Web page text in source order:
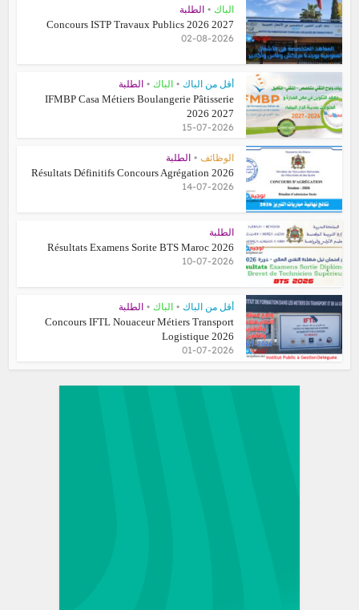
الباك • الطلبة
Concours ISTP Travaux Publics 2026 2027
02-08-2026
أقل من الباك • الباك • الطلبة
IFMBP Casa Métiers Boulangerie Pâtisserie
2026 2027
15-07-2026
الوظائف • الطلبة
Résultats Définitifs Concours Agrégation 2026
14-07-2026
الطلبة
Résultats Examens Sorite BTS Maroc 2026
10-07-2026
أقل من الباك • الباك • الطلبة
Concours IFTL Nouaceur Métiers Transport
Logistique 2026
01-07-2026